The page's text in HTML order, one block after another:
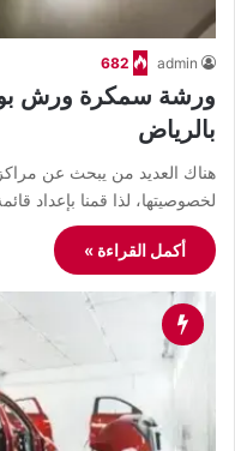
admin
682
ورشة سمكرة ورش
بالرياض
هناك العديد من يبحث عن
لخصوصيتها، لذا قمنا بإعداد
أكمل القراءة »